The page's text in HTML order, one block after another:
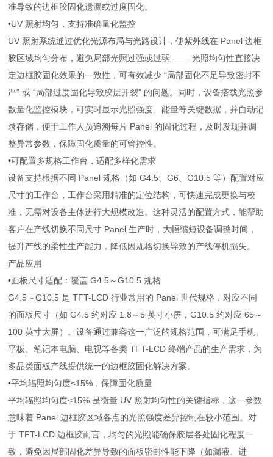
准导致的边框胶固化遗漏或过度固化。
•UV 照射均匀，支持准确量化监控
UV 照射系统通过优化光源布局与光路设计，使紫外线在 Panel 边框
胶区域均匀分布，避免局部光照过强或过弱 —— 光照均匀性直接决
定边框胶固化效果的一致性，可有效减少 “局部固化不足导致密封不
严" 或 “局部过度固化导致胶层开裂" 的问题。同时，设备搭载光照参
数量化监控模块，可实时显示光照强度、能量等关键数据，并自动记
录存储，便于工作人员追溯每片 Panel 的固化过程，及时发现并调
整异常参数，保障固化质量的可管控性。
•可配置多规格工作台，适配多样化需求
设备支持根据不同 Panel 规格（如 G4.5、G6、G10.5 等）配置对应
尺寸的工作台，工作台采用精准的定位结构，可快速完成更换与校
准，无需对设备主体进行大规模改造。这种灵活的配置方式，能帮助
客户在产线切换不同尺寸 Panel 生产时，大幅缩短设备调整时间，
提升产线的柔性生产能力，降低因规格切换导致的产线停机损失。
产品应用
•面板尺寸适配：覆盖 G4.5～G10.5 规格
G4.5～G10.5 是 TFT-LCD 行业常用的 Panel 世代规格，对应不同
的面板尺寸（如 G4.5 约对应 1.8～5 英寸小屏，G10.5 约对应 65～
100 英寸大屏）。设备通过兼容这一广泛的规格范围，可满足手机、
平板、笔记本电脑、电视等各类 TFT-LCD 终端产品的生产需求，为
多品类面板产线提供统一的边框胶固化解决方案。
•平均辐照均匀度≤15%，保障固化质量
平均辐照均匀度≤15% 是衡量 UV 照射均匀性的关键指标，这一参数
意味着 Panel 边框胶区域各点的光照强度差异控制在较小范围。对
于 TFT-LCD 边框胶而言，均匀的光照能确保胶层各处固化程度一
致，避免因局部固化差异导致的面板密封性能下降（如漏液、进